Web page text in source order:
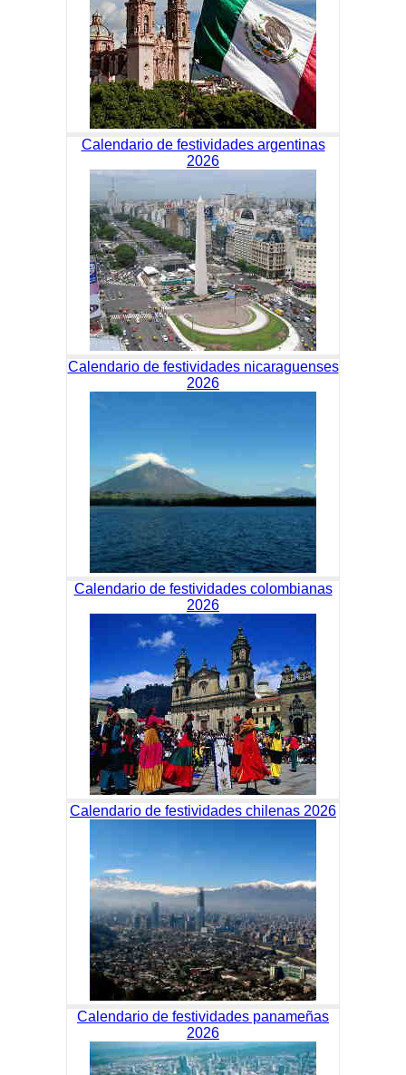
Calendario de festividades argentinas
2026
Calendario de festividades nicaraguenses
2026
Calendario de festividades colombianas
2026
Calendario de festividades chilenas 2026
Calendario de festividades panameñas
2026